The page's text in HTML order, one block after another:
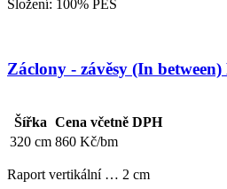
Složení: 100% PES
Záclony - závěsy (In
Šířka Cena včetně DPH
320 cm 860 Kč/bm
Raport vertikální … 2 cm